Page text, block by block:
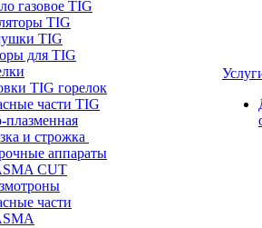
газовое TIG
TIG
TIG
для TIG
TIG горелок
части TIG
и строжка
аппараты
CUT
части